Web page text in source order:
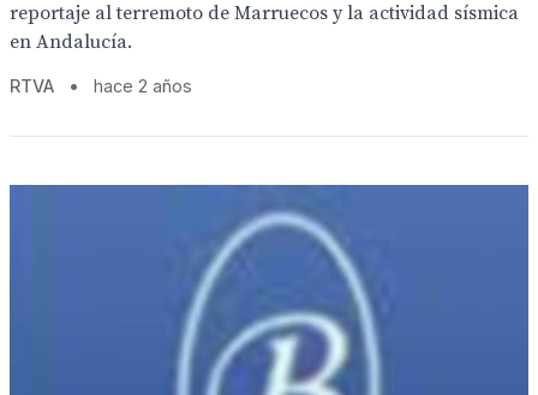
reportaje al terremoto de Marruecos y la actividad sísmica
en Andalucía.
RTVA • hace 2 años